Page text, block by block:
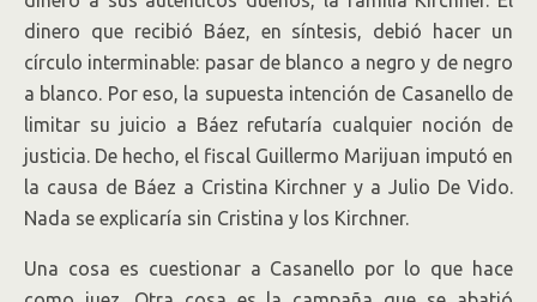
dinero que recibió Báez, en síntesis, debió hacer un
círculo interminable: pasar de blanco a negro y de negro
a blanco. Por eso, la supuesta intención de Casanello de
limitar su juicio a Báez refutaría cualquier noción de
justicia. De hecho, el fiscal Guillermo Marijuan imputó en
la causa de Báez a Cristina Kirchner y a Julio De Vido.
Nada se explicaría sin Cristina y los Kirchner.
Una cosa es cuestionar a Casanello por lo que hace